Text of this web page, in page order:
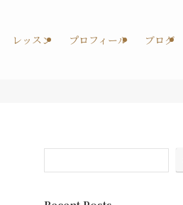
レッスン プロフィール ブログ